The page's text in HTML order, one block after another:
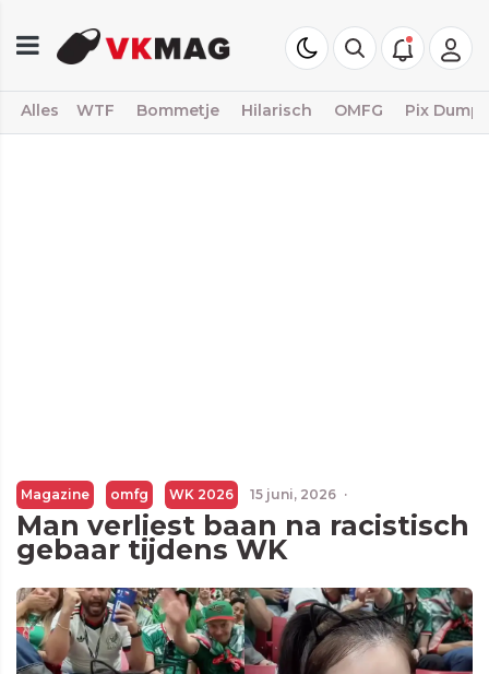
Alles WTF Bommetje Hilarisch OMFG Pix Dump
Magazine omfg WK 2026 15 juni, 2026 ·
Man verliest baan na racistisch
gebaar tijdens WK